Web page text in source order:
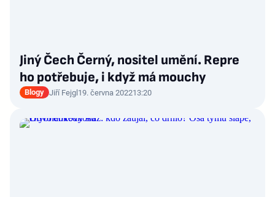
Jiný Čech Černý, nositel umění. Repre
ho potřebuje, i když má mouchy
Blogy Jiří Fejgl19. června 202213:20